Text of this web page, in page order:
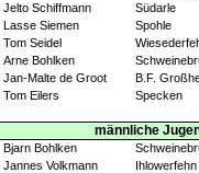
Jelto Schiffmann Südarle
Lasse Siemen Spohle
Tom Seidel
Arne Bohlken
Jan-Malte de Groot B.F.
Tom Eilers Specken
männliche
Bjarn Bohlken
Jannes Volkmann Ihlowerfehn